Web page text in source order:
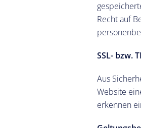
Recht auf
SSL- bzw.
Aus
Website
erkennen